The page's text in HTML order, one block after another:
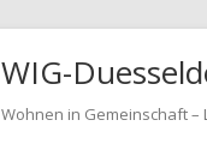
WIG-
Wohnen in Gemeinschaft –